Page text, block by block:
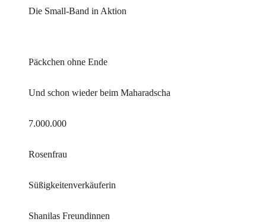
Die Small-Band in Aktion
Päckchen ohne Ende
Und schon wieder beim Maharadscha
7.000.000
Rosenfrau
Süßigkeitenverkäuferin
Shanilas Freundinnen